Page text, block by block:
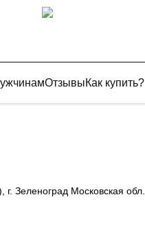
ОтзывыКак купить?
г. Зеленоград Московская обл.